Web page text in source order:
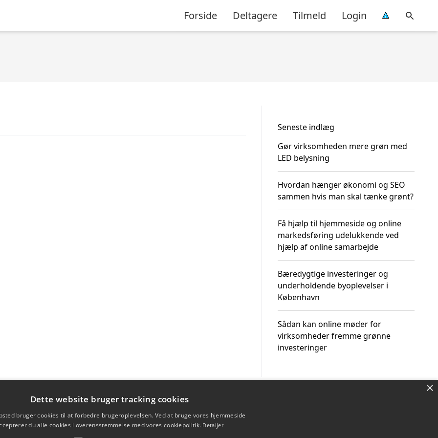
Forside Deltagere Tilmeld Login
Seneste indlæg
Gør virksomheden mere grøn med
LED belysning
Hvordan hænger økonomi og SEO
sammen hvis man skal tænke grønt?
Få hjælp til hjemmeside og online
markedsføring udelukkende ved
hjælp af online samarbejde
Bæredygtige investeringer og
underholdende byoplevelser i
København
Sådan kan online møder for
virksomheder fremme grønne
investeringer
×
Dette website bruger tracking cookies
bruger cookies til at forbedre brugeroplevelsen. Ved at bruge vores hjemmeside
du alle cookies i overensstemmelse med vores cookiepolitik. Detaljer